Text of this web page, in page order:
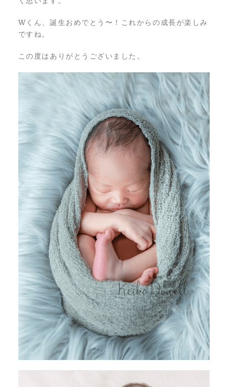
Wくん、誕生おめでとう〜！これからの成長が楽しみ
ですね。
この度はありがとうございました。